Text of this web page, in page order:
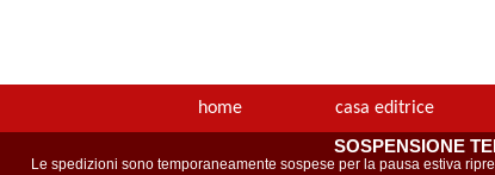
home casa editrice
SOSPENSIONE
Le spedizioni sono temporaneamente sospese per la pausa estiva